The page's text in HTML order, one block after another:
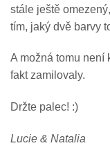
stále ještě
tím, jaký dvě barvy
A možná tomu není
fakt zamilovaly.
Držte palec! :)
Lucie & Natalia